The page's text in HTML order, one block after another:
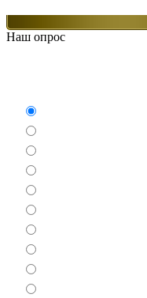
Наш опрос